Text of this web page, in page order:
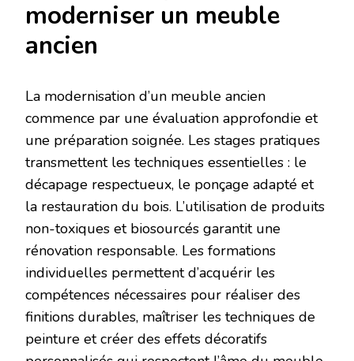
moderniser un meuble
ancien
La modernisation d’un meuble ancien
commence par une évaluation approfondie et
une préparation soignée. Les stages pratiques
transmettent les techniques essentielles : le
décapage respectueux, le ponçage adapté et
la restauration du bois. L’utilisation de produits
non-toxiques et biosourcés garantit une
rénovation responsable. Les formations
individuelles permettent d’acquérir les
compétences nécessaires pour réaliser des
finitions durables, maîtriser les techniques de
peinture et créer des effets décoratifs